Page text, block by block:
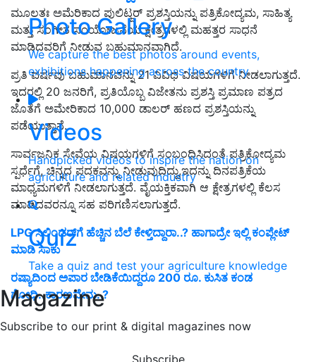
Photo Gallery
We capture the best photos around events,
exhibitions happening across the country
Videos
Handpicked videos to inspire the nation on
agriculture and related industry
Quiz
Take a quiz and test your agriculture knowledge
Magazine
Subscribe to our print & digital magazines now
Subscribe
ಮೂಲತಃ ಅಮೆರಿಕಾದ ಪುಲಿಟ್ಜರ್ ಪ್ರಶಸ್ತಿಯನ್ನು ಪತ್ರಿಕೋದ್ಯಮ, ಸಾಹಿತ್ಯ
ಮತ್ತು ಸಂಗೀತ ಸಂಯೋಜನೆಯ ಕ್ಷೇತ್ರಗಳಲ್ಲಿ ಮಹತ್ತರ ಸಾಧನೆ
ಮಾಡಿದವರಿಗೆ ನೀಡುವ ಬಹುಮಾನವಾಗಿದೆ.
ಪ್ರತಿ ವರ್ಷವು ಬಹುಮಾನವನ್ನು 21 ವಿವಿಧ ವಿಷಯಗಳಿಗೆ ನೀಡಲಾಗುತ್ತದೆ.
ಇದರಲ್ಲಿ 20 ಜನರಿಗೆ, ಪ್ರತಿಯೊಬ್ಬ ವಿಜೇತನು ಪ್ರಶಸ್ತಿ ಪ್ರಮಾಣ ಪತ್ರದ
ಜೊತೆಗೆ ಅಮೇರಿಕಾದ 10,000 ಡಾಲರ್ ಹಣದ ಪ್ರಶಸ್ತಿಯನ್ನು
ಪಡೆಯುತ್ತಾನೆ.
ಸಾರ್ವಜನಿಕ ಸೇವೆಯ ವಿಷಯಗಳಿಗೆ ಸಂಬಂಧಿಸಿದಂತೆ ಪತ್ರಿಕೋದ್ಯಮ
ಸ್ಪರ್ಧೆಗೆ, ಚಿನ್ನದ ಪದಕವನ್ನು ನೀಡುವುದಿದ್ದು,ಇದನ್ನು ದಿನಪತ್ರಿಕೆಯ
ಮಾಧ್ಯಮಗಳಿಗೆ ನೀಡಲಾಗುತ್ತದೆ. ವೈಯಕ್ತಿಕವಾಗಿ ಆ ಕ್ಷೇತ್ರಗಳಲ್ಲಿ ಕೆಲಸ
ಮಾಡಿದವರನ್ನೂ ಸಹ ಪರಿಗಣಿಸಲಾಗುತ್ತದೆ.
LPG ಸಿಲಿಂಡರ್‌ಗೆ ಹೆಚ್ಚಿನ ಬೆಲೆ ಕೇಳ್ತಿದ್ದಾರಾ..? ಹಾಗಾದ್ರೇ ಇಲ್ಲಿ ಕಂಪ್ಲೇಟ್‌
ಮಾಡಿ ಸಾಕು
ರಷ್ಯಾದಿಂದ ಅಪಾರ ಬೇಡಿಕೆಯಿದ್ದರೂ 200 ರೂ. ಕುಸಿತ ಕಂಡ
ಗೋಧಿ..ಕಾರಣವೇನು..?